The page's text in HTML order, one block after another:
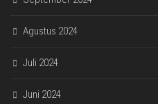
Agustus 2024
Juli 2024
Juni 2024